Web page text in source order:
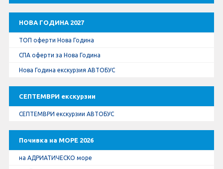
Общи условия
Стандартен Формуляр
КОНТАКТИ
НОВА ГОДИНА 2027
ТОП оферти Нова Година
СПА оферти за Нова Година
Нова Година екскурзия АВТОБУС
СЕПТЕМВРИ екскурзии
СЕПТЕМВРИ екскурзии АВТОБУС
Почивка на МОРЕ 2026
на АДРИАТИЧЕСКО море